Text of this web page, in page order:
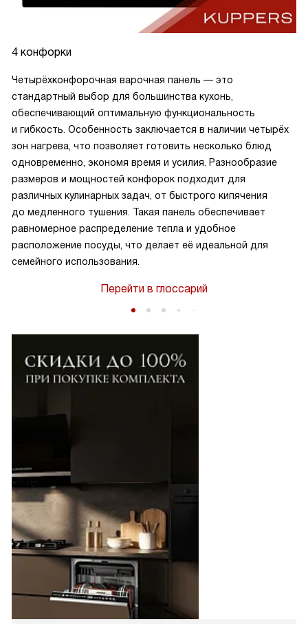
4 конфорки
Четырёхконфорочная варочная панель — это
стандартный выбор для большинства кухонь,
обеспечивающий оптимальную функциональность
и гибкость. Особенность заключается в наличии четырёх
зон нагрева, что позволяет готовить несколько блюд
одновременно, экономя время и усилия. Разнообразие
размеров и мощностей конфорок подходит для
различных кулинарных задач, от быстрого кипячения
до медленного тушения. Такая панель обеспечивает
равномерное распределение тепла и удобное
расположение посуды, что делает её идеальной для
семейного использования.
Перейти в глоссарий